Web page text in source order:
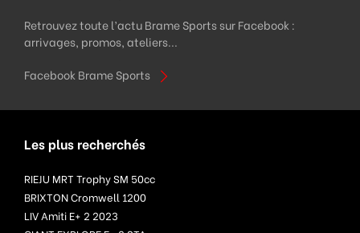
Retrouvez toute l’actu Brame Sports sur Facebook :
arrivages, promos, ateliers...
Facebook Brame Sports
Les plus recherchés
RIEJU MRT Trophy SM 50cc
BRIXTON Cromwell 1200
LIV Amiti E+ 2 2023